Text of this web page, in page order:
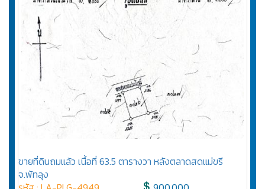
ขายที่ดินถมแล้ว เนื้อที่ 63.5 ตารางวา หลังตลาดสดแม่ขรี
จ.พัทลุง